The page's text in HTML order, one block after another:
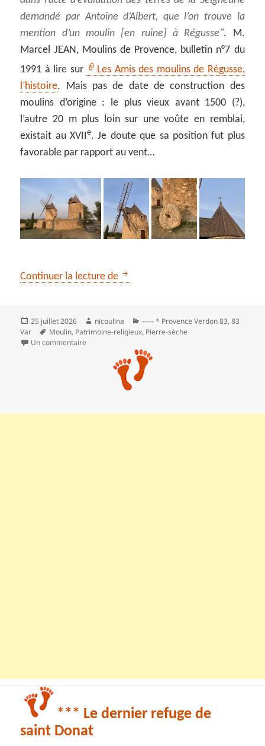
demandé par Antoine d’Albert, que l’on trouve la
mention d’un moulin [en ruine] à Régusse . M.
Marcel JEAN, Moulins de Provence, bulletin n°7 du
1991 à lire sur
Les Amis des moulins de Régusse,
l’histoire. Mais pas de date de construction des
moulins d’origine : le plus vieux avant 1500 (?),
l’autre 20 m plus loin sur une voûte en remblai,
existait au XVIIe. Je doute que sa position fut plus
favorable par rapport au vent…
Continuer la lecture de Les moulins de Régusse
Publié
le
25 juillet 2026 Auteur
nicoulina Catégories
----- * Provence Verdon 83,83
Var
Mots-
clés
Moulin, Patrimoine-religieux, Pierre-sèche
Un commentaire sur Les moulins de Régusse
*** Le dernier refuge de
saint Donat